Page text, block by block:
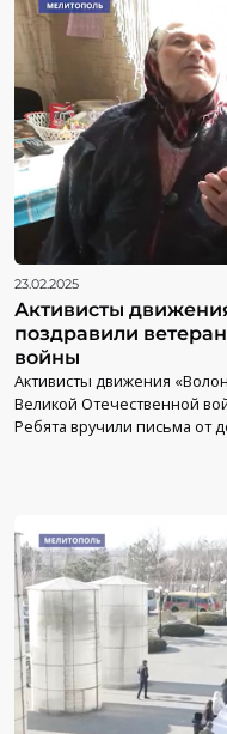
23.02.2025
Активисты
поздравили
войны
Активисты движения
Великой Отечественной
Ребята вручили письма от